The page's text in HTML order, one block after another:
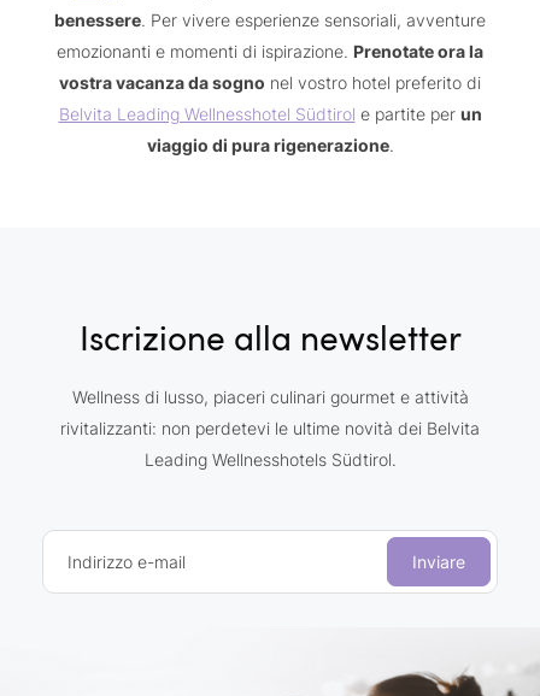
benessere. Per vivere esperienze sensoriali, avventure
emozionanti e momenti di ispirazione. Prenotate ora la
vostra vacanza da sogno nel vostro hotel preferito di
Belvita Leading Wellnesshotel Südtirol e partite per un
viaggio di pura rigenerazione.
Iscrizione alla newsletter
Wellness di lusso, piaceri culinari gourmet e attività
rivitalizzanti: non perdetevi le ultime novità dei Belvita
Leading Wellnesshotels Südtirol.
Indirizzo e-mail Inviare